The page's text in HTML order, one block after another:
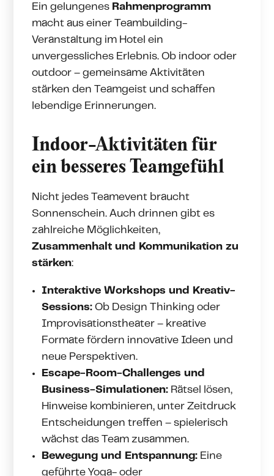
Ein gelungenes Rahmenprogramm
macht aus einer Teambuilding-
Veranstaltung im Hotel ein
unvergessliches Erlebnis. Ob indoor oder
outdoor – gemeinsame Aktivitäten
stärken den Teamgeist und schaffen
lebendige Erinnerungen.
Indoor-Aktivitäten für
ein besseres Teamgefühl
Nicht jedes Teamevent braucht
Sonnenschein. Auch drinnen gibt es
zahlreiche Möglichkeiten,
Zusammenhalt und Kommunikation zu
stärken:
Interaktive Workshops und Kreativ-
Sessions: Ob Design Thinking oder
Improvisationstheater – kreative
Formate fördern innovative Ideen und
neue Perspektiven.
Escape-Room-Challenges und
Business-Simulationen: Rätsel lösen,
Hinweise kombinieren, unter Zeitdruck
Entscheidungen treffen – spielerisch
wächst das Team zusammen.
Bewegung und Entspannung: Eine
geführte Yoga- oder